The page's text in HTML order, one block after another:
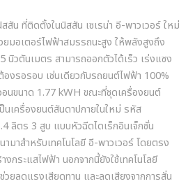
สัน ที่ติดตั้งในนิสสัน เซเรน่า อี-พาวเวอร์ ใหม่
มอเตอร์ไฟฟ้าสมรรถนะสูง ให้พลังสูงถึง
วตันเมตร สามารถออกตัวได้เร็ว เร่งแซง
องรอรอบ เช่นเดียวกับรถยนต์ไฟฟ้า 100%
นขนาด 1.77 kWH ขณะที่ชุดเครื่องยนต์
นเครื่องยนต์สันดาปภายในใหม่ รหัส
ลิตร 3 สูบ แบบหัวฉีดไดเร็กอินเจ็กชั่น
มาสำหรับเทคโนโลยี อี-พาวเวอร์ โดยตรง
งกระแสไฟฟ้า นอกจากนี้ยังใช้เทคโนโลยี
ลดแรงเสียดทาน และลดเสียงจากการสั่น